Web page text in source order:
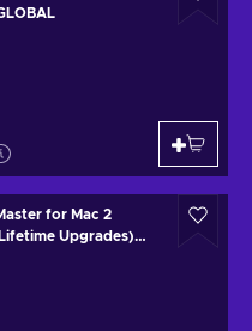
for Mac 2
Upgrades)